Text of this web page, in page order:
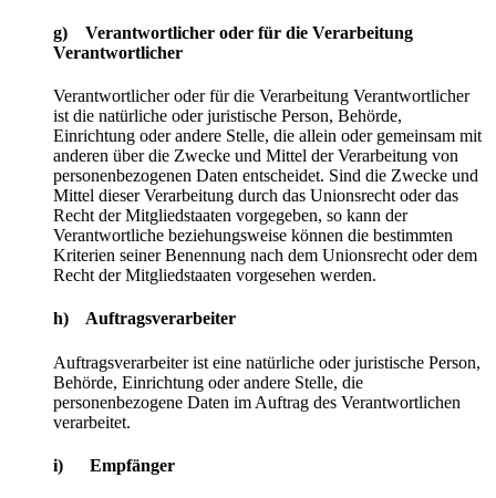
g) Verantwortlicher oder für die Verarbeitung
Verantwortlicher
Verantwortlicher oder für die Verarbeitung Verantwortlicher
ist die natürliche oder juristische Person, Behörde,
Einrichtung oder andere Stelle, die allein oder gemeinsam mit
anderen über die Zwecke und Mittel der Verarbeitung von
personenbezogenen Daten entscheidet. Sind die Zwecke und
Mittel dieser Verarbeitung durch das Unionsrecht oder das
Recht der Mitgliedstaaten vorgegeben, so kann der
Verantwortliche beziehungsweise können die bestimmten
Kriterien seiner Benennung nach dem Unionsrecht oder dem
Recht der Mitgliedstaaten vorgesehen werden.
h) Auftragsverarbeiter
Auftragsverarbeiter ist eine natürliche oder juristische Person,
Behörde, Einrichtung oder andere Stelle, die
personenbezogene Daten im Auftrag des Verantwortlichen
verarbeitet.
i) Empfänger